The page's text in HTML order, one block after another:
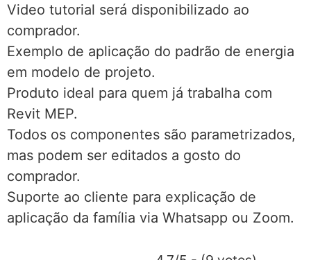
Video tutorial será disponibilizado ao
comprador.
Exemplo de aplicação do padrão de energia
em modelo de projeto.
Produto ideal para quem já trabalha com
Revit MEP.
Todos os componentes são parametrizados,
mas podem ser editados a gosto do
comprador.
Suporte ao cliente para explicação de
aplicação da família via Whatsapp ou Zoom.